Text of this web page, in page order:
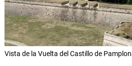
Vista de la Vuelta del Castillo de